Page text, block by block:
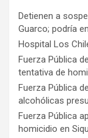
Detienen a
Guarco; podría
Hospital Los
Fuerza Pública
tentativa de
Fuerza Pública
alcohólicas
Fuerza Pública
homicidio en